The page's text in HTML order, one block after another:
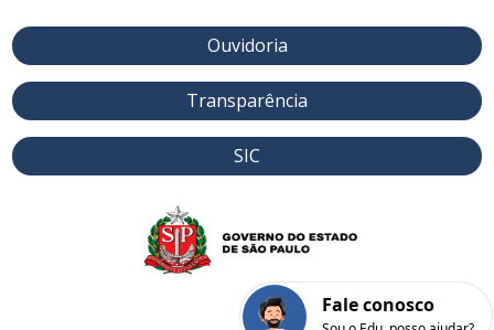
Ouvidoria
Transparência
SIC